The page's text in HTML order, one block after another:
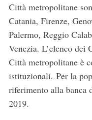
Città metropolitane
Catania, Firenze,
Palermo, Reggio
Venezia. L’elenco dei
Città metropolitane è
istituzionali. Per la
riferimento alla banca
2019.